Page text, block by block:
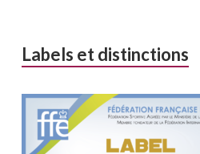
Labels et distinctions